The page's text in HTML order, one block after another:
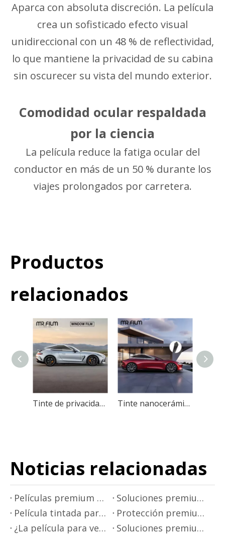
Aparca con absoluta discreción. La película
crea un sofisticado efecto visual
unidireccional con un 48 % de reflectividad,
lo que mantiene la privacidad de su cabina
sin oscurecer su vista del mundo exterior.
Comodidad ocular respaldada
por la ciencia
La película reduce la fatiga ocular del
conductor en más de un 50 % durante los
viajes prolongados por carretera.
Productos
relacionados
Tinte de privacidad automotriz de película de ventana de coche de nanocerámica de estaño Tinte nanocerámico de película solar con bloqueo ultravioleta y reflexión de calor
Noticias relacionadas
Películas premium para rotulación de automóviles de Mr.film
Soluciones premium para tintado de ventanillas de automóviles - Mr.film
Película tintada para ventanas de automóviles de primera calidad de Mr.Film
Protección premium de pintura para automóviles - Mr.Film
¿La película para ventanillas de automóviles bloquea los rayos infrarrojos?
Soluciones premium de películas para ventanas de automóviles de Mr.Film